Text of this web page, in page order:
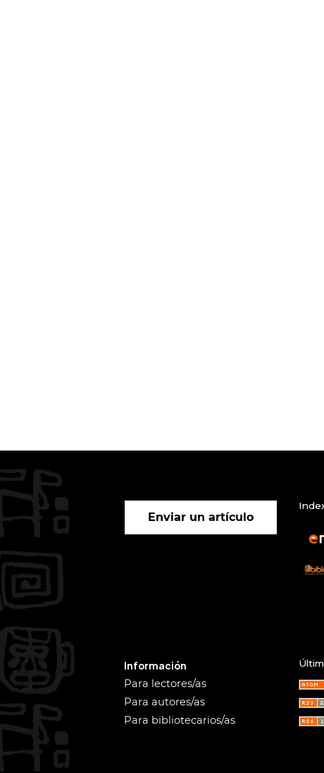
Enviar un artículo
Información
Para lectores/as
Para autores/as
Para bibliotecarios/as